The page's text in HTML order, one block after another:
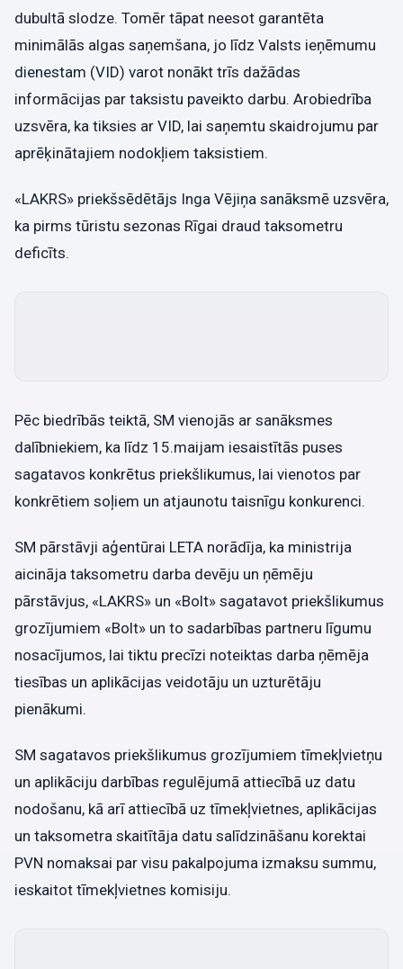
dubultā slodze. Tomēr tāpat neesot garantēta
minimālās algas saņemšana, jo līdz Valsts ieņēmumu
dienestam (VID) varot nonākt trīs dažādas
informācijas par taksistu paveikto darbu. Arobiedrība
uzsvēra, ka tiksies ar VID, lai saņemtu skaidrojumu par
aprēķinātajiem nodokļiem taksistiem.
«LAKRS» priekšsēdētājs Inga Vējiņa sanāksmē uzsvēra,
ka pirms tūristu sezonas Rīgai draud taksometru
deficīts.
Pēc biedrībās teiktā, SM vienojās ar sanāksmes
dalībniekiem, ka līdz 15.maijam iesaistītās puses
sagatavos konkrētus priekšlikumus, lai vienotos par
konkrētiem soļiem un atjaunotu taisnīgu konkurenci.
SM pārstāvji aģentūrai LETA norādīja, ka ministrija
aicināja taksometru darba devēju un ņēmēju
pārstāvjus, «LAKRS» un «Bolt» sagatavot priekšlikumus
grozījumiem «Bolt» un to sadarbības partneru līgumu
nosacījumos, lai tiktu precīzi noteiktas darba ņēmēja
tiesības un aplikācijas veidotāju un uzturētāju
pienākumi.
SM sagatavos priekšlikumus grozījumiem tīmekļvietņu
un aplikāciju darbības regulējumā attiecībā uz datu
nodošanu, kā arī attiecībā uz tīmekļvietnes, aplikācijas
un taksometra skaitītāja datu salīdzināšanu korektai
PVN nomaksai par visu pakalpojuma izmaksu summu,
ieskaitot tīmekļvietnes komisiju.